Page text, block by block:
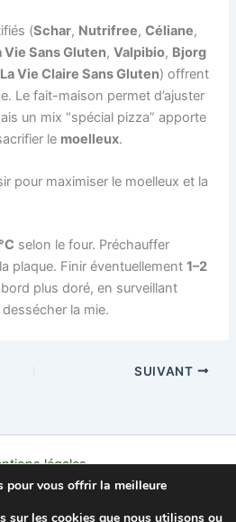
(Schar, Nutrifree,Céliane,
Vie Sans Gluten,Valpibio, Bjorg
La Vie Claire Sans Gluten) offrent
Le fait-maison permet d’ajuster
un mix “spécial pizza” apporte
le moelleux.
pour maximiser le moelleux et la
selon le four. Préchauffer
plaque. Finir éventuellement1–2
plus doré, en surveillant
la mie.
SUIVANT
légales
de confidentialité
pour vous offrir la meilleure
sur les cookies que nous utilisons ou